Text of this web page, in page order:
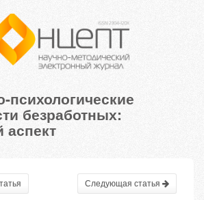
психологические
безработных:
аспект
Следующая статья